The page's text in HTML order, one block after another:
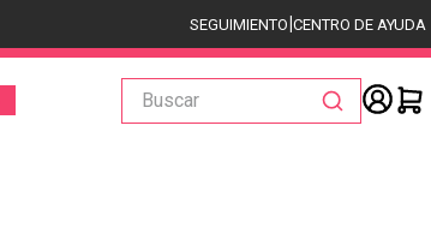
SEGUIMIENTO|CENTRO DE AYUDA
Buscar